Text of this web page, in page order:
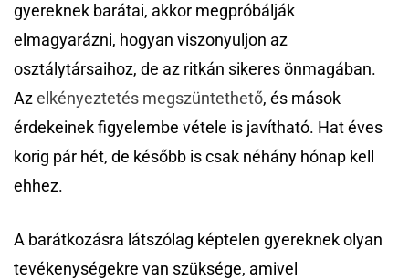
gyereknek barátai, akkor megpróbálják
elmagyarázni, hogyan viszonyuljon az
osztálytársaihoz, de az ritkán sikeres önmagában.
Azelkényeztetés megszüntethető, és mások
érdekeinek figyelembe vétele is javítható. Hat éves
korig pár hét, de később is csak néhány hónap kell
ehhez.
A barátkozásra látszólag képtelen gyereknek olyan
tevékenységekre van szüksége, amivel